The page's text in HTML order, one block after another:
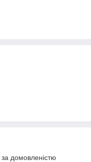
домовленістю